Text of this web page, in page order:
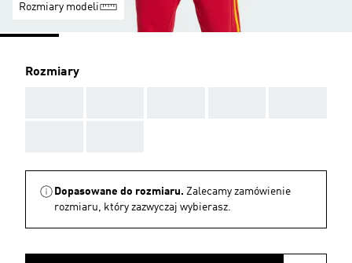
Rozmiary modeli
Rozmiary
Dopasowane do rozmiaru. Zalecamy zamówienie
rozmiaru, który zazwyczaj wybierasz.